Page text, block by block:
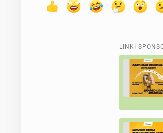
LINKI